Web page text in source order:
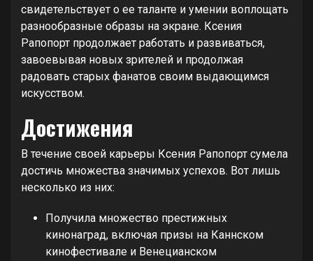
свидетельствует о ее таланте и умении воплощать
разнообразные образы на экране. Ксения
Рапопорт продолжает работать и развиваться,
завоевывая новых зрителей и продолжая
радовать старых фанатов своим выдающимся
искусством.
Достижения
В течение своей карьеры Ксения Рапопорт сумела
достичь множества значимых успехов. Вот лишь
несколько из них:
Получила множество престижных
кинонаград, включая призы на Каннском
кинофестивале и Венецианском